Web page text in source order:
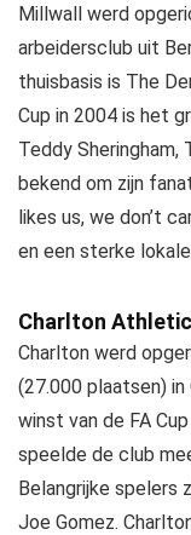
Millwall werd
arbeidersclub uit
thuisbasis is The
Cup in 2004 is het
Teddy Sheringham,
bekend om zijn
likes us, we don’t
en een sterke
Charlton
Charlton werd
(27.000 plaatsen)
winst van de FA
speelde de club
Belangrijke spelers
Joe Gomez.